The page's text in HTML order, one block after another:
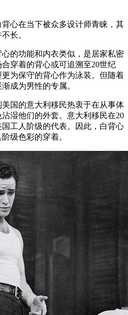
在当下被众多设计师青睐，其
长。
功能和内衣类似，是居家私密
穿着的背心或可追溯至20世纪
为保守的背心作为泳装。但随着
成为男性的专属。
的意大利移民热衷于在从事体
湿他们的外套。意大利移民在20
工人阶级的代表。因此，白背心
级色彩的穿着。